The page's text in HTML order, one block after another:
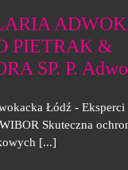
PIETRAK &
SP. P.
Łódź -
Skuteczna
[...]